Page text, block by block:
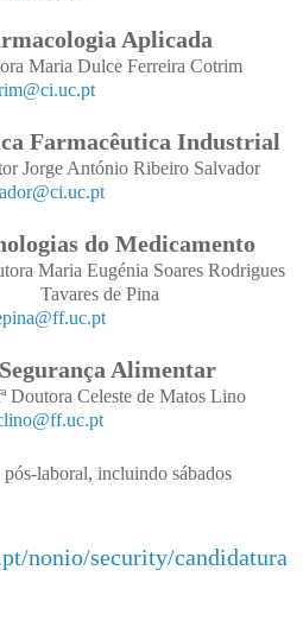
Aplicada
Maria Dulce Ferreira Cotrim
Farmacêutica Industrial
Jorge António Ribeiro Salvador
do Medicamento
Maria Eugénia Soares Rodrigues
Tavares de Pina
Alimentar
Doutora Celeste de Matos Lino
laboral, incluindo sábados
nonio/security/candidatura